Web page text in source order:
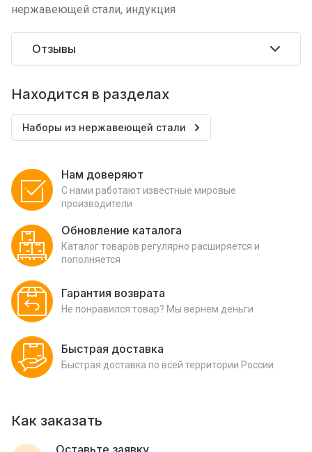
нержавеющей стали, индукция
Отзывы
Находится в разделах
Наборы из нержавеющей стали
Нам доверяют
С нами работают известные мировые
производители
Обновление каталога
Каталог товаров регулярно расширяется и
пополняется
Гарантия возврата
Не понравился товар? Мы вернем деньги
Быстрая доставка
Быстрая доставка по всей территории России
Как заказать
Оставьте заявку